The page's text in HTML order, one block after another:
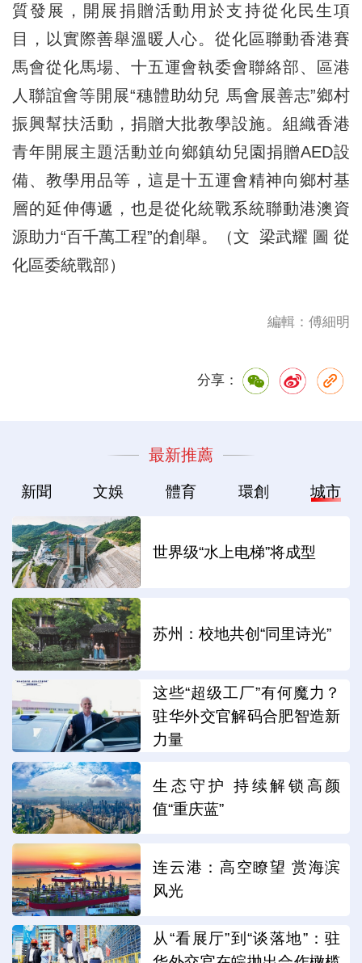
質發展，開展捐贈活動用於支持從化民生項
目，以實際善舉溫暖人心。從化區聯動香港賽
馬會從化馬場、十五運會執委會聯絡部、區港
人聯誼會等開展“穗體助幼兒 馬會展善志”鄉村
振興幫扶活動，捐贈大批教學設施。組織香港
青年開展主題活動並向鄉鎮幼兒園捐贈AED設
備、教學用品等，這是十五運會精神向鄉村基
層的延伸傳遞，也是從化統戰系統聯動港澳資
源助力“百千萬工程”的創舉。（文 梁武耀 圖 從
化區委統戰部）
編輯：傅細明
分享：
最新推薦
新聞 文娛 體育 環創 城市
世界级“水上电梯”将成型
苏州：校地共创“同里诗光”
这些“超级工厂”有何魔力？
驻华外交官解码合肥智造新
力量
生态守护 持续解锁高颜
值“重庆蓝”
连云港：高空瞭望 赏海滨
风光
从“看展厅”到“谈落地”：驻